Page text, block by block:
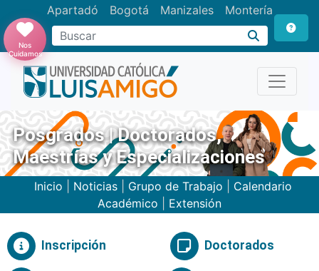
Apartadó Bogotá Manizales Montería
Buscar
Nos
Cuidamos
Posgrados | Doctorados,
Maestrías y Especializaciones
Inicio Noticias Grupo de Trabajo
Calendario
Académico
Extensión
Inscripción Doctorados